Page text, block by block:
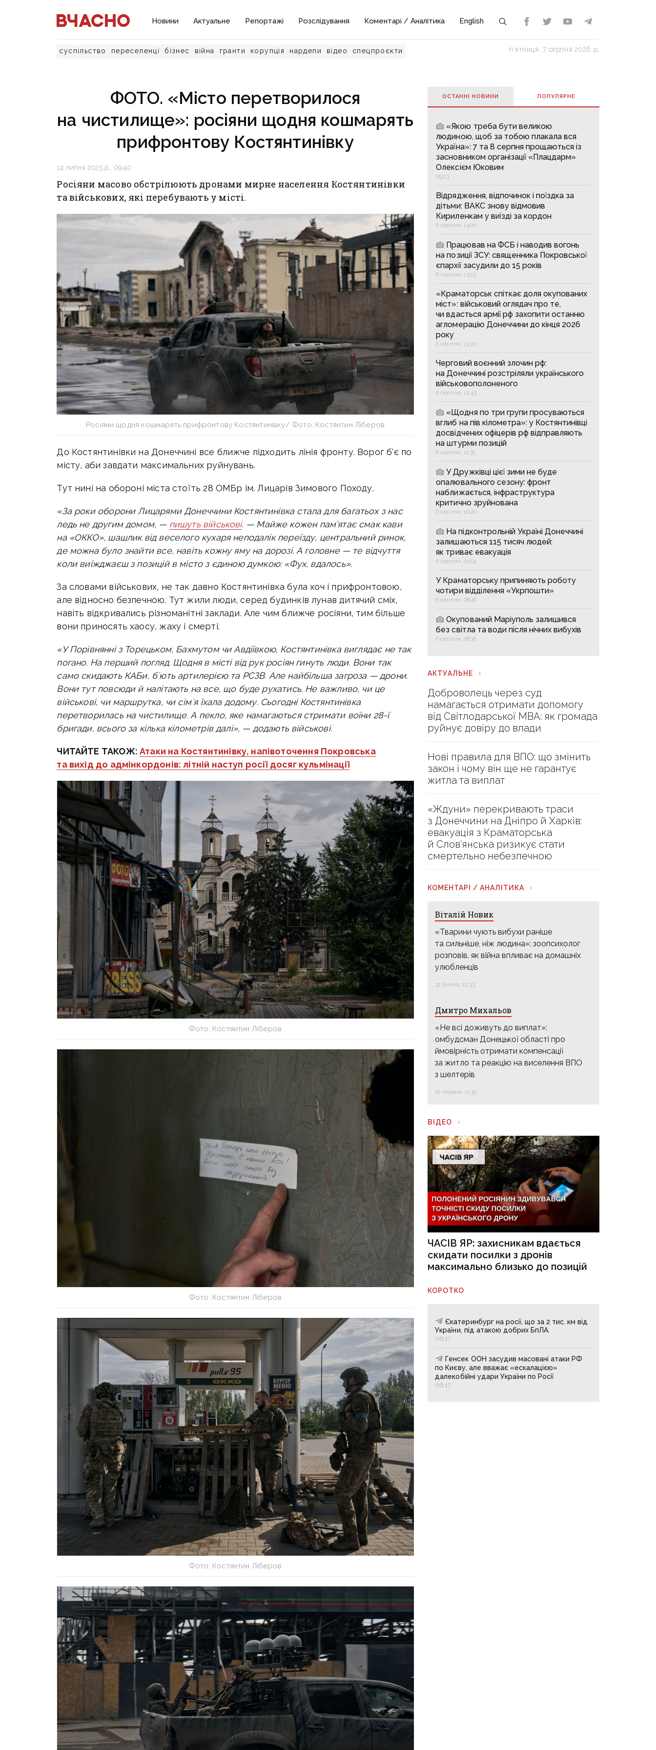
Новини Актуальне Репортажі Розслідування Коментарі / Аналітика English
суспільство переселенці бізнес війна гранти корупція нардепи відео спецпроєкти пʼятниця, 7 серпня 2026 р.
ФОТО. «Місто перетворилося
на чистилище»: росіяни щодня кошмарять
прифронтову Костянтинівку
14 липня 2025 р., 09:40
Росіяни масово обстрілюють дронами мирне населення Костянтинівки
та військових, які перебувають у місті.
Росіяни щодня кошмарять прифронтову Костянтинівку/ Фото: Костянтин Ліберов
До Костянтинівки на Донеччині все ближче підходить лінія фронту. Ворог б'є по
місту, аби завдати максимальних руйнувань.
Тут нині на обороні міста стоїть 28 ОМБр ім. Лицарів Зимового Походу.
«За роки оборони Лицарями Донеччини Костянтинівка стала для багатьох з нас
ледь не другим домом, — пишуть військові. — Майже кожен пам’ятає смак кави
на «ОККО», шашлик від веселого кухаря неподалік переїзду, центральний ринок,
де можна було знайти все, навіть кожну яму на дорозі. А головне — те відчуття
коли виїжджаєш з позицій в місто з єдиною думкою: «Фух, вдалось».
За словами військових, не так давно Костянтинівка була хоч і прифронтовою,
але відносно безпечною. Тут жили люди, серед будинків лунав дитячий сміх,
навіть відкривались різноманітні заклади. Але чим ближче росіяни, тим більше
вони приносять хаосу, жаху і смерті.
«У Порівнянні з Торецьком, Бахмутом чи Авдіївкою, Костянтинівка виглядає не так
погано. На перший погляд. Щодня в місті від рук росіян гинуть люди. Вони так
само скидають КАБи, бʼють артилерією та РСЗВ. Але найбільша загроза — дрони.
Вони тут повсюди й налітають на все, що буде рухатись. Не важливо, чи це
військові, чи маршрутка, чи сімʼя їхала додому. Сьогодні Костянтинівка
перетворилась на чистилище. А пекло, яке намагаються стримати воїни 28-ї
бригади, всього за кілька кілометрів далі», — додають військові.
ЧИТАЙТЕ ТАКОЖ:Атаки на Костянтинівку, напівоточення Покровська
та вихід до адмінкордонів: літній наступ росії досяг кульмінації
Фото: Костянтин Ліберов
Фото: Костянтин Ліберов
Фото: Костянтин Ліберов
ОСТАННІ НОВИНИ ПОПУЛЯРНE
«Якою треба бути великою
людиною, щоб за тобою плакала вся
Україна»: 7 та 8 серпня прощаються із
засновником організації «Плацдарм»
Олексієм Юковим
05:23
Відрядження, відпочинок і поїздка за
дітьми: ВАКС знову відмовив
Кириленкам у виїзді за кордон
6 серпня, 14:00
Працював на ФСБ і наводив вогонь
на позиції ЗСУ: священника Покровської
єпархії засудили до 15 років
6 серпня, 13:53
«Краматорськ спіткає доля окупованих
міст»: військовий оглядач про те,
чи вдасться армії рф захопити останню
агломерацію Донеччини до кінця 2026
року
6 серпня, 13:20
Черговий воєнний злочин рф:
на Донеччині розстріляли українського
військовополоненого
6 серпня, 12:43
«Щодня по три групи просуваються
вглиб на пів кілометра»: у Костянтинівці
досвідчених офіцерів рф відправляють
на штурми позицій
6 серпня, 11:35
У Дружківці цієї зими не буде
опалювального сезону: фронт
наближається, інфраструктура
критично зруйнована
6 серпня, 10:20
На підконтрольній Україні Донеччині
залишаються 115 тисяч людей:
як триває евакуація
6 серпня, 09:54
У Краматорську припиняють роботу
чотири відділення «Укрпошти»
6 серпня, 08:46
Окупований Маріуполь залишився
без світла та води після нічних вибухів
6 серпня, 08:36
АКТУАЛЬНЕ
Доброволець через суд
намагається отримати допомогу
від Світлодарської МВА: як громада
руйнує довіру до влади
Нові правила для ВПО: що змінить
закон і чому він ще не гарантує
житла та виплат
«Ждуни» перекривають траси
з Донеччини на Дніпро й Харків:
евакуація з Краматорська
й Слов’янська ризикує стати
смертельно небезпечною
КОМЕНТАРІ / АНАЛІТИКА
Віталій Новик
«Тварини чують вибухи раніше
та сильніше, ніж людина»: зоопсихолог
розповів, як війна впливає на домашніх
улюбленців
31 липня, 12:33
Дмитро Михальов
«Не всі доживуть до виплат»:
омбудсман Донецької області про
ймовірність отримати компенсації
за житло та реакцію на виселення ВПО
з шелтерів
16 червня, 11:39
ВІДЕО
ЧАСІВ ЯР: захисникам вдається
скидати посилки з дронів
максимально близько до позицій
КОРОТКО
Єкатеринбург на росії, що за 2 тис. км від
України, під атакою добрих БпЛА.
06:17
Генсек ООН засудив масовані атаки РФ
по Києву, але вважає «ескалацією»
далекобійні удари України по Росії
06:17